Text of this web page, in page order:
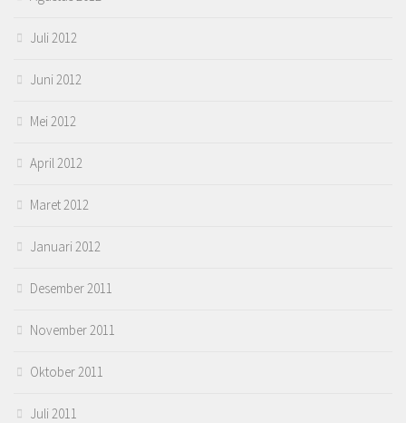
Juli 2012
Juni 2012
Mei 2012
April 2012
Maret 2012
Januari 2012
Desember 2011
November 2011
Oktober 2011
Juli 2011